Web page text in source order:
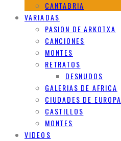
CANTABRIA
VARIADAS
PASION DE ARKOTXA
CANCIONES
MONTES
RETRATOS
DESNUDOS
GALERIAS DE AFRICA
CIUDADES DE EUROPA
CASTILLOS
MONTES
VIDEOS